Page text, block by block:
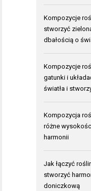
Kompozycje
stworzyć
dbałością o
Kompozycje
gatunki i
światła i
Kompozycja
różne
harmonii
Jak łączyć
stworzyć
doniczkową